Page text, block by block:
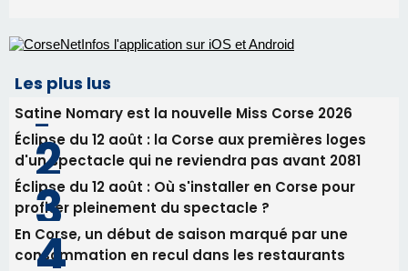
Les plus lus
Satine Nomary est la nouvelle Miss Corse 2026
Éclipse du 12 août : la Corse aux premières loges
d'un spectacle qui ne reviendra pas avant 2081
Éclipse du 12 août : Où s'installer en Corse pour
profiter pleinement du spectacle ?
En Corse, un début de saison marqué par une
consommation en recul dans les restaurants